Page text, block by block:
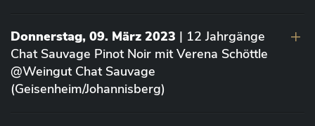
Donnerstag, 09. März 2023 | 12 Jahrgänge
Chat Sauvage Pinot Noir mit Verena Schöttle
@Weingut Chat Sauvage
(Geisenheim/Johannisberg)